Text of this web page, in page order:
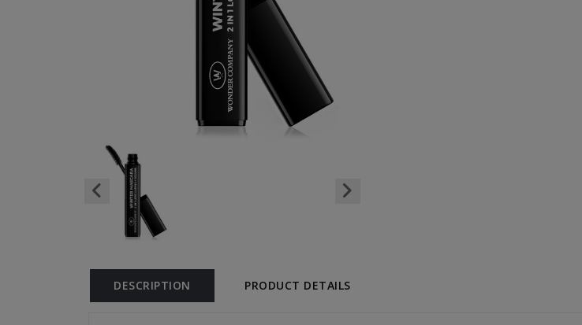
DESCRIPTION PRODUCT DETAILS